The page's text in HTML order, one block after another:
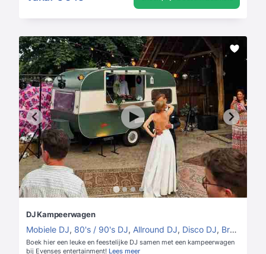
DJ Kampeerwagen
Mobiele DJ, 80's / 90's DJ, Allround DJ, Disco DJ, Bruiloft DJ
Boek hier een leuke en feestelijke DJ samen met een kampeerwagen
bij Evenses entertainment! Lees meer